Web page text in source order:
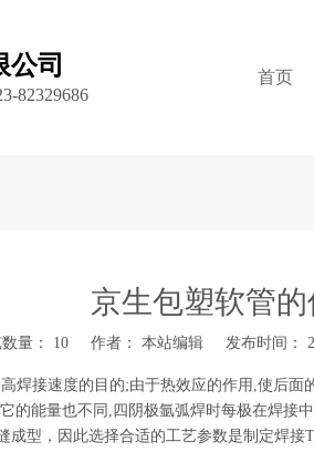
公司
82329686
首页
京生包塑软管
量： 10 作者： 本站编辑 发布时间：
焊接速度的目的;由于热效应的作用,使后
的能量也不同,四阴极氩弧焊时每极在焊
型，因此选择合适的工艺参数是制定焊